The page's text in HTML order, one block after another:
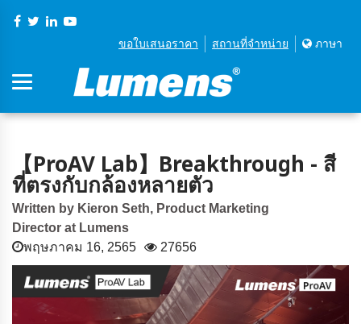
ขอใบเสนอราคา สถานที่จําหน่าย ภาษา
【ProAV Lab】Breakthrough - สี
ที่ตรงกับกล้องหลายตัว
Written by Kieron Seth, Product Marketing
Director at Lumens
พฤษภาคม 16, 2565
27656